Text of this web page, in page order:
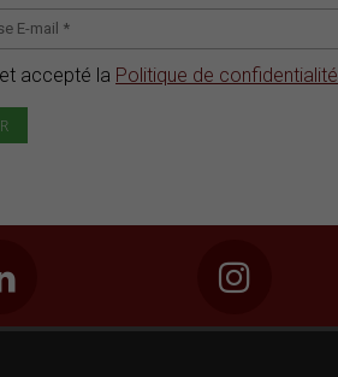
accepté la Politique de confidentialité